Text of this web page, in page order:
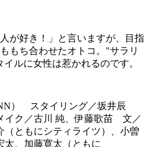
が好き！」と言いますが、目指
もち合わせたオトコ。"サラリ
ルに女性は惹かれるのです。
） スタイリング／坂井辰
ク／古川 純、伊藤歌苗 文／
（ともにシティライツ）、小曽
、加藤寛太（ともに